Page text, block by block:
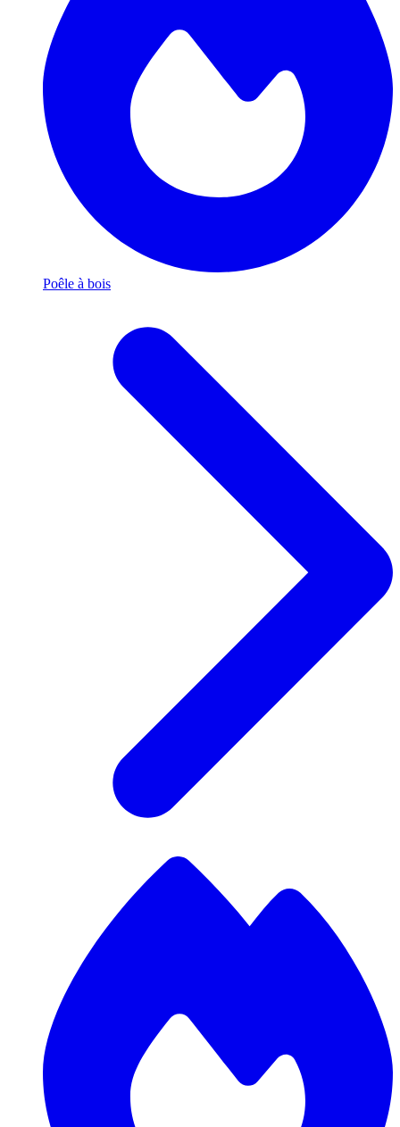
Poêle à bois